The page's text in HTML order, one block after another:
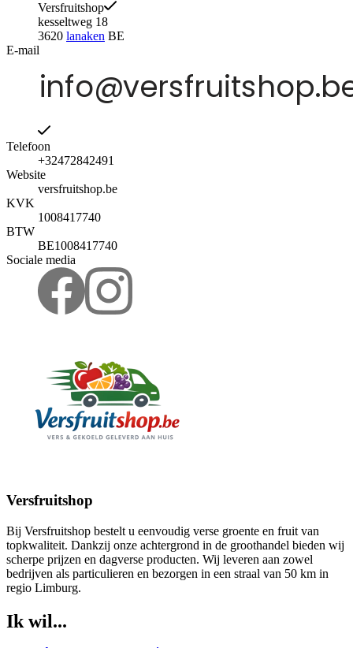
Versfruitshop
kesseltweg 18
3620 lanaken BE
E-mail
Telefoon
+32472842491
Website
versfruitshop.be
KVK
1008417740
BTW
BE1008417740
Sociale media
Versfruitshop
Bij Versfruitshop bestelt u eenvoudig verse groente en fruit van
topkwaliteit. Dankzij onze achtergrond in de groothandel bieden wij
scherpe prijzen en dagverse producten. Wij leveren aan zowel
bedrijven als particulieren en bezorgen in een straal van 50 km in
regio Limburg.
Ik wil...